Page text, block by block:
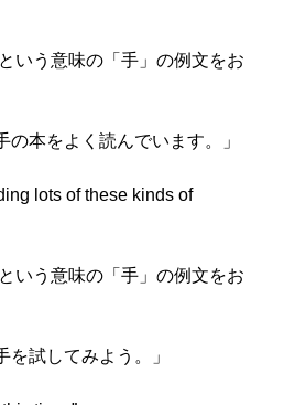
いう意味の「手」の例文をお
の本をよく読んでいます。」
lots of these kinds of
いう意味の「手」の例文をお
を試してみよう。」